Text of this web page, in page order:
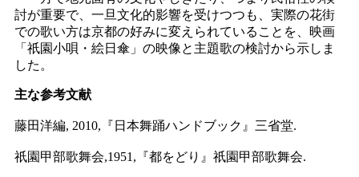
討が重要で、一旦文化的影響を受けつつも、実際の花街
での歌い方は京都の好みに変えられていることを、映画
「祇園小唄・絵日傘」の映像と主題歌の検討から示しま
した。
主な参考文献
藤田洋編, 2010,『日本舞踊ハンドブック』三省堂.
祇園甲部歌舞会,1951,『都をどり』祇園甲部歌舞会.